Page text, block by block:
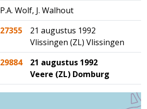
P.A. Wolf, J. Walhout
27355
21 augustus 1992
Vlissingen (ZL) Vlissingen
29884
21 augustus 1992
Veere (ZL) Domburg